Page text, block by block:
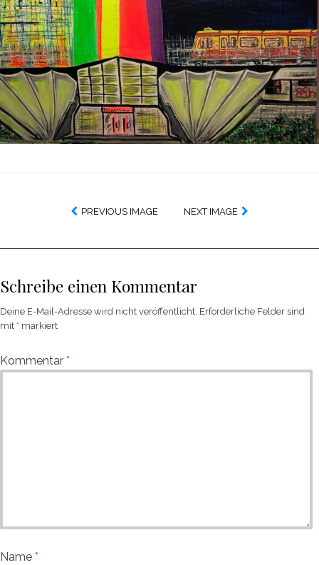
PREVIOUS IMAGE NEXT IMAGE
Schreibe einen Kommentar
Deine E-Mail-Adresse wird nicht veröffentlicht. Erforderliche Felder sind
mit * markiert
Kommentar *
Name *